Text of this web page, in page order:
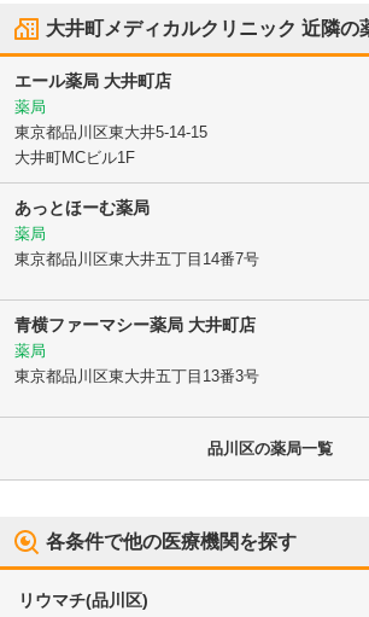
大井町メディカルクリニック 近隣の
エール薬局 大井町店
薬局
東京都品川区東大井5-14-15
大井町MCビル1F
あっとほーむ薬局
薬局
東京都品川区東大井五丁目14番7号
青横ファーマシー薬局 大井町店
薬局
東京都品川区東大井五丁目13番3号
品川区の薬局一覧
各条件で他の医療機関を探す
リウマチ(品川区)